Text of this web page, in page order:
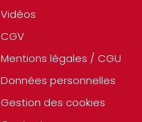
Vidéos
CGV
Mentions légales / CGU
Données personnelles
Gestion des cookies